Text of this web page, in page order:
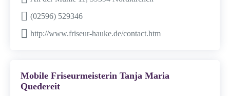
(02596) 529346
http://www.friseur-hauke.de/contact.htm
Mobile Friseurmeisterin Tanja Maria
Quedereit